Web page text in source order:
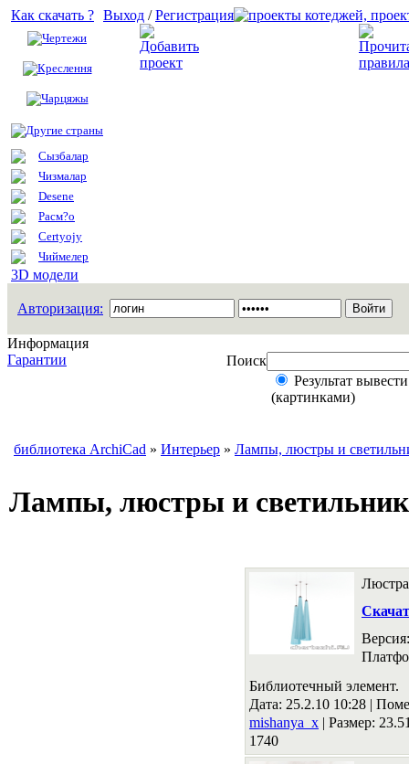
Как скачать ?
Чертежи
Креслення
Чарцяжы
Другие страны
Сызбалар
Чизмалар
Desene
Расм?о
Certyojy
Чиймелер
3D модели
Выход /Регистрация
Авторизация:
Информация
Гарантии
Поиск
Результат
(картинками)
библиотека ArchiCad » Интерьер » Лампы, люстры и
Лампы, люстры и
Люстра
Библиотечный элемент.
Дата: 25.2.10 10:28 |
mishanya_x | Размер:
1740